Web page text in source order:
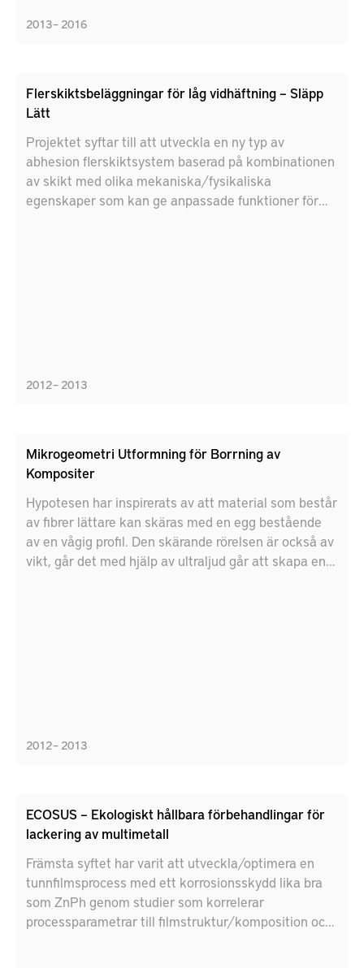
2013 – 2016
Flerskiktsbeläggningar för låg vidhäftning – Släpp
Lätt
Projektet syftar till att utveckla en ny typ av
abhesion flerskiktsystem baserad på kombinationen
av skikt med olika mekaniska/fysikaliska
egenskaper som kan ge anpassade funktioner för
2012 – 2013
Mikrogeometri Utformning för Borrning av
Kompositer
Hypotesen har inspirerats av att material som består
av fibrer lättare kan skäras med en egg bestående
av en vågig profil. Den skärande rörelsen är också av
vikt, går det med hjälp av ultraljud går att skapa en
2012 – 2013
ECOSUS – Ekologiskt hållbara förbehandlingar för
lackering av multimetall
Främsta syftet har varit att utveckla/optimera en
tunnfilmsprocess med ett korrosionsskydd lika bra
som ZnPh genom studier som korrelerar
processparametrar till filmstruktur/komposition och